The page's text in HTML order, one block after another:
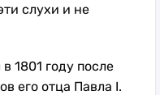
слухи и не
1801 году после
его отца Павла I.